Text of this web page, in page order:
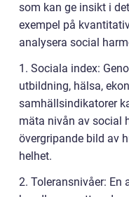
som kan ge insikt i
exempel på
analysera social
1. Sociala index:
utbildning, hälsa,
samhällsindikatorer
mäta nivån av social
övergripande bild av
helhet.
2. Toleransnivåer: